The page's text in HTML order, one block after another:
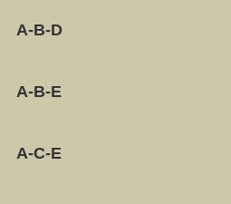
A-B-D
A-B-E
A-C-E